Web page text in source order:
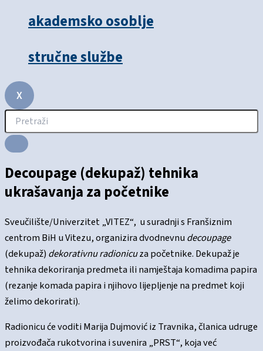
akademsko osoblje
stručne službe
X
Decoupage (dekupaž) tehnika
ukrašavanja za početnike
Sveučilište/Univerzitet „VITEZ“, u suradnji s Franšiznim
centrom BiH u Vitezu, organizira dvodnevnu decoupage
(dekupaž) dekorativnu radionicuza početnike. Dekupaž je
tehnika dekoriranja predmeta ili namještaja komadima papira
(rezanje komada papira i njihovo lijepljenje na predmet koji
želimo dekorirati).
Radionicu će voditi Marija Dujmović iz Travnika, članica udruge
proizvođača rukotvorina i suvenira „PRST“, koja već